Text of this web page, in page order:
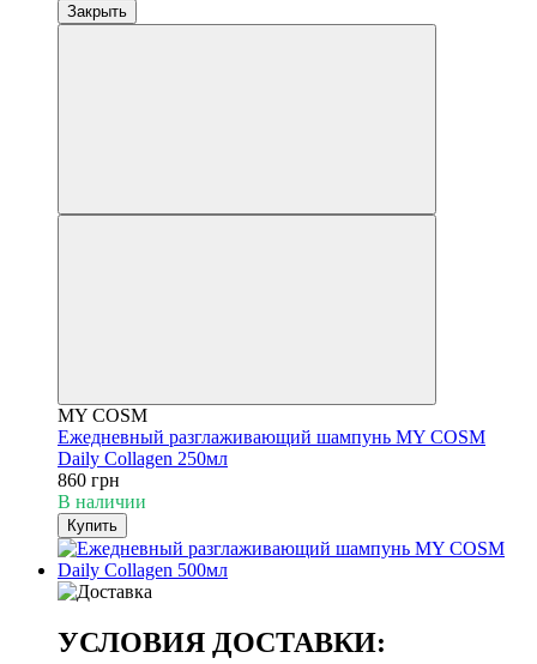
Закрыть
MY COSM
Ежедневный разглаживающий шампунь MY COSM
Daily Collagen 250мл
860 грн
В наличии
Купить
УСЛОВИЯ ДОСТАВКИ: